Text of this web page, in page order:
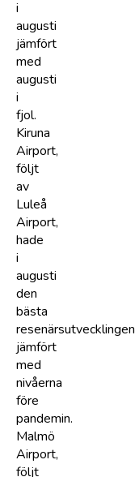
i
augusti
jämfört
med
augusti
i
fjol.
Kiruna
Airport,
följt
av
Luleå
Airport,
hade
i
augusti
den
bästa
resenärsutvecklingen
jämfört
med
nivåerna
före
pandemin.
Malmö
Airport,
följt